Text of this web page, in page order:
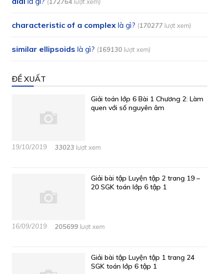
characteristic of a complex là gì? (170277 lượt xem)
similar ellipsoids là gì? (169130 lượt xem)
ĐỀ XUẤT
Giải toán lớp 6 Bài 1 Chương 2: Làm
quen với số nguyên âm
19/10/2019 33023 lượt xem
Giải bài tập Luyện tập 2 trang 19 –
20 SGK toán lớp 6 tập 1
16/09/2019 205699 lượt xem
Giải bài tập Luyện tập 1 trang 24
SGK toán lớp 6 tập 1